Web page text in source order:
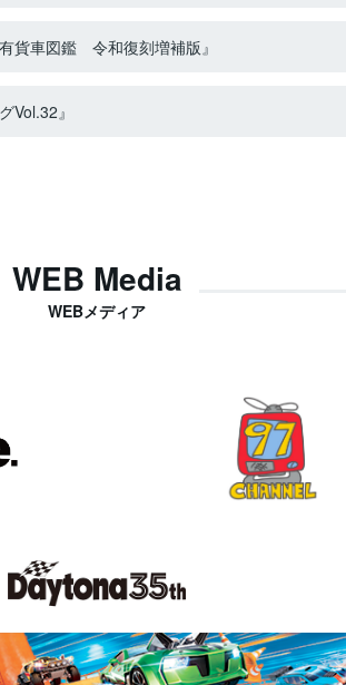
貨車図鑑 令和復刻増補版』
Vol.32』
WEB Media
WEBメディア